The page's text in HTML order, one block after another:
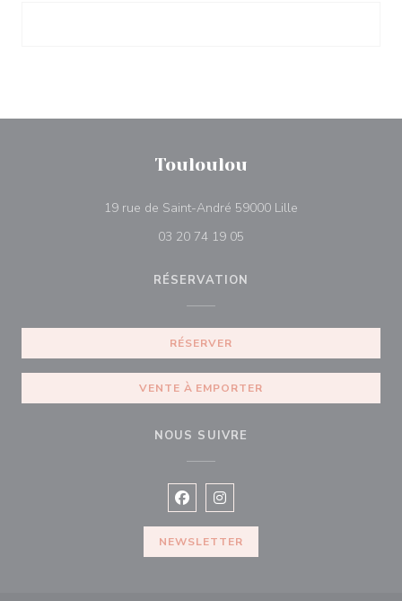
Touloulou
19 rue de Saint-André 59000 Lille
03 20 74 19 05
RÉSERVATION
RÉSERVER
VENTE À EMPORTER
NOUS SUIVRE
Facebook ((ouvre une nouvelle
Instagram ((ouvre une
NEWSLETTER